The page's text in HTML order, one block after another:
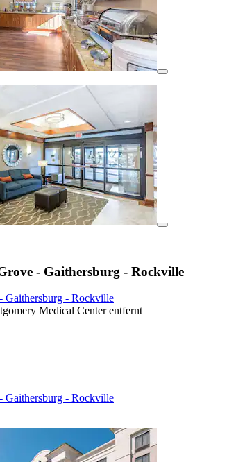
- Gaithersburg - Rockville
Gaithersburg - Rockville
Medical Center entfernt
Gaithersburg - Rockville